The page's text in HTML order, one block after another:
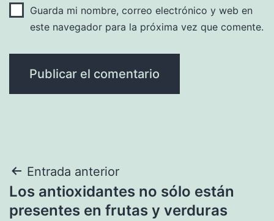
Guarda mi nombre, correo electrónico y web en
este navegador para la próxima vez que comente.
Navegación
de
Entrada anterior
Los antioxidantes no sólo están
presentes en frutas y verduras